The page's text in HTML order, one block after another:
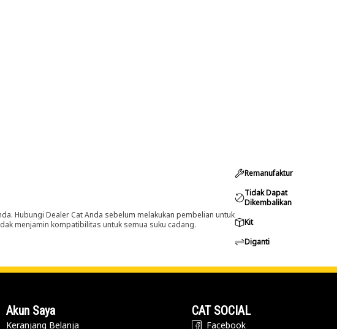
Hubungi Dealer Cat Anda sebelum melakukan pembelian untuk
menjamin kompatibilitas untuk semua suku cadang.
Remanufaktur
Tidak Dapat
Dikembalikan
Kit
Diganti
Akun Saya
Keranjang Belanja
CAT SOCIAL
Facebook